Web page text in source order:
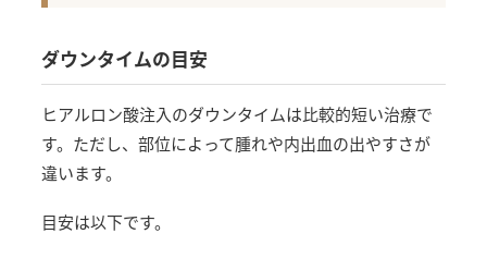
ダウンタイムの目安
ヒアルロン酸注入のダウンタイムは比較的短い治療で
す。ただし、部位によって腫れや内出血の出やすさが
違います。
目安は以下です。